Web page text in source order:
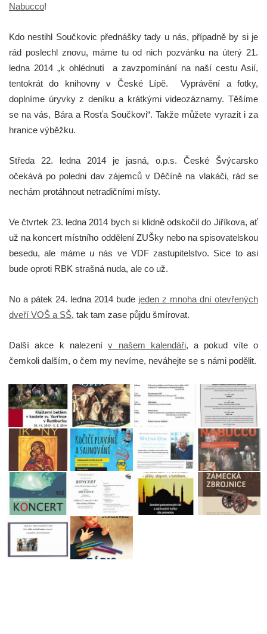
Nabucco!
Kdo nestihl Součkovic přednášky tady u nás, případně by si je
rád poslechl znovu, máme tu od nich pozvánku na úterý 21.
ledna 2014 „k ohlédnutí a zavzpomínání na naší cestu Asií,
tentokrát do knihovny v České Lípě. Vyprávění a fotky,
doplníme úryvky z deníku a krátkými videozáznamy. Těšíme
se na vás, Bára a Rosťa Součkovi“. Takže můžete vyrazit i za
hranice výběžku.
Středa 22. ledna 2014 je jasná, o.p.s. České Švýcarsko
očekává po poledni dav zájemců v Děčíně na vlakáči, rád se
nechám protáhnout netradičními místy.
Ve čtvrtek 23. ledna 2014 bych si klidně odskočil do Jiříkova, ať
už na koncert místního oddělení ZUŠky nebo na spisovatelskou
besedu, ale máme u nás ve VDF zastupitelstvo. Sice to asi
bude oproti RBK strašná nuda, ale co už.
No a pátek 24. ledna 2014 bude jeden z mnoha dní otevřených
dveří VOŠ a SŠ, tak tam zase půjdu šmírovat.
Další akce k nalezenív našem kalendáři, a pokud víte o
čemkoli dalším, o čem my nevíme, neváhejte se s námi podělit.